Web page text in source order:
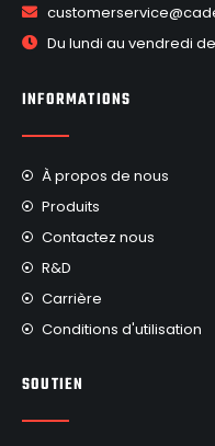
Du lundi au vendredi
INFORMATIONS
À propos de nous
Produits
Contactez nous
R&D
Carrière
Conditions d'utilisation
SOUTIEN